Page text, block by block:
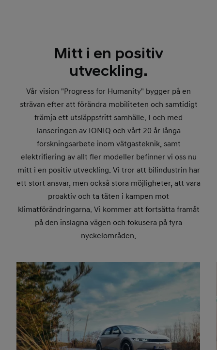
Mitt i en positiv
utveckling.
Vår vision "Progress for Humanity" bygger på en
strävan efter att förändra mobiliteten och samtidigt
främja ett utsläppsfritt samhälle. I och med
lanseringen av IONIQ och vårt 20 år långa
forskningsarbete inom vätgasteknik, samt
elektrifiering av allt fler modeller befinner vi oss nu
mitt i en positiv utveckling. Vi tror att bilindustrin har
ett stort ansvar, men också stora möjligheter, att vara
proaktiv och ta täten i kampen mot
klimatförändringarna. Vi kommer att fortsätta framåt
på den inslagna vägen och fokusera på fyra
nyckelområden.